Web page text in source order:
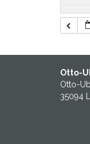
Otto-
Otto-
35094